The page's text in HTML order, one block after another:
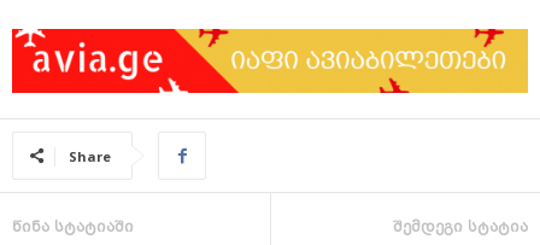
Share
წინა სტატიაში შემდეგი სტატია